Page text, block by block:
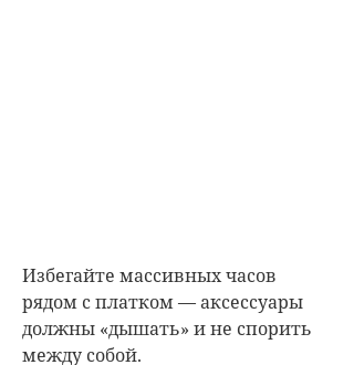
Избегайте массивных часов
рядом с платком — аксессуары
должны «дышать» и не спорить
между собой.